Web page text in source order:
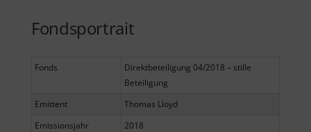
Fondsportrait
Fonds
Direktbeteiligung 04/2018 – stille
Beteiligung
Emittent
Thomas Lloyd
Emissionsjahr
2018